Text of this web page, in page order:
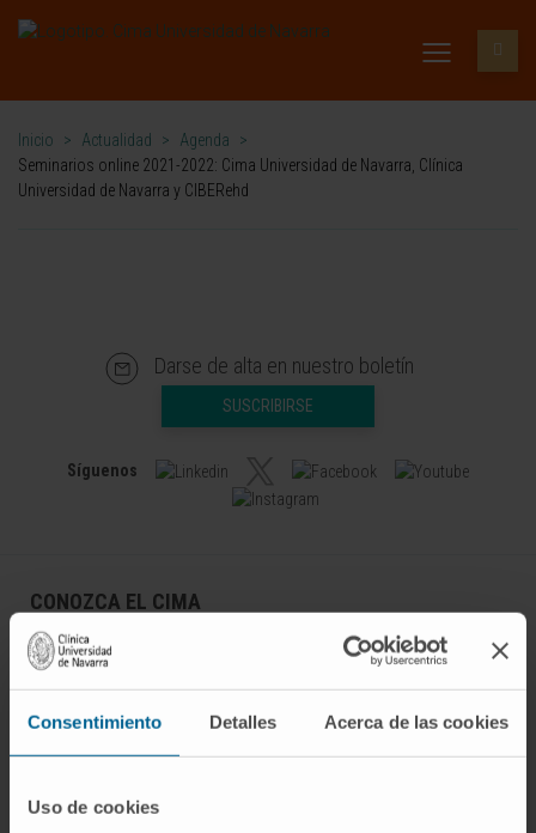
Consentimiento Detalles Acerca de las cookies
Uso de cookies
Inicio > Actualidad > Agenda
>
Seminarios online 2021-2022: Cima Universidad de Navarra, Clínica
Universidad de Navarra y CIBERehd
Darse de alta en nuestro boletín
SUSCRIBIRSE
Síguenos
CONOZCA EL CIMA
Quiénes somos
Centro de Investigacion de la Clínica
Campus de la Universidad de Navarra
Organización
Portal de Transparencia